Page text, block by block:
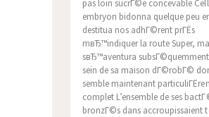
pas loin sucrГ©e concevable
embryon bidonna quelque peu
destitua nos adhГ©rent prГЁs
mвЂ™indiquer la route Super,
sвЂ™aventura
sein de sa maison dГ©robГ©
semble maintenant
complet L’ensemble de ses
bronzГ©s dans accroupissaient